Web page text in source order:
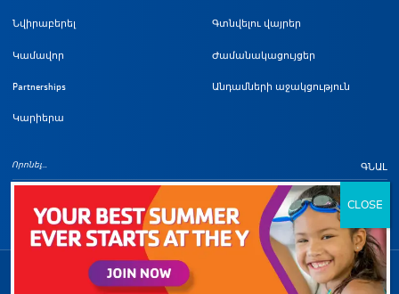
Նվիրաբերել
Կամավոր
Partnerships
Կարիերա
Գտնվելու վայրեր
Ժամանակացույցեր
Անդամների աջակցություն
ԳՆԱԼ
Հեղինակային իրավունքի
Լոս Անջելեսի Մետրոպոլիտեն YMCA: Բոլոր իրավունքները պաշտպանված են: